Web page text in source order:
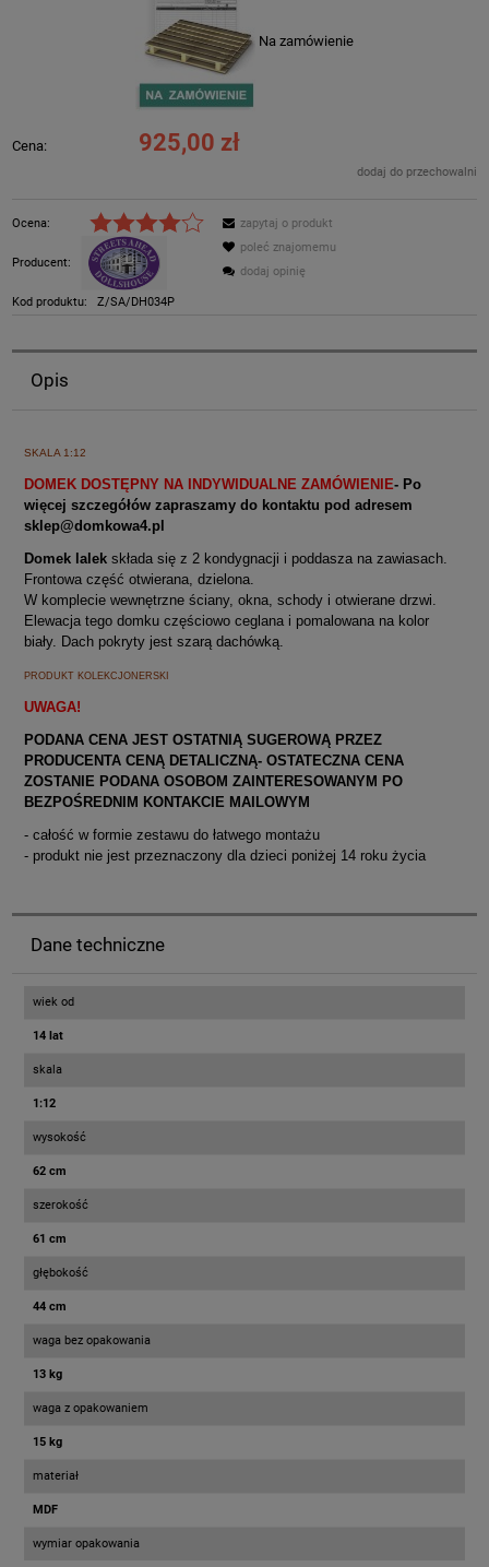
Na zamówienie
Cena: 925,00 zł
dodaj do przechowalni
Ocena:
Producent:
Kod produktu: Z/SA/DH034P
zapytaj o produkt
poleć znajomemu
dodaj opinię
Opis
SKALA 1:12
DOMEK DOSTĘPNY NA INDYWIDUALNE ZAMÓWIENIE- Po
więcej szczegółów zapraszamy do kontaktu pod adresem
sklep@domkowa4.pl
Domek lalek składa się z 2 kondygnacji i poddasza na zawiasach.
Frontowa część otwierana, dzielona.
W komplecie wewnętrzne ściany, okna, schody i otwierane drzwi.
Elewacja tego domku częściowo ceglana i pomalowana na kolor
biały. Dach pokryty jest szarą dachówką.
PRODUKT KOLEKCJONERSKI
UWAGA!
PODANA CENA JEST OSTATNIĄ SUGEROWĄ PRZEZ
PRODUCENTA CENĄ DETALICZNĄ- OSTATECZNA CENA
ZOSTANIE PODANA OSOBOM ZAINTERESOWANYM PO
BEZPOŚREDNIM KONTAKCIE MAILOWYM
- całość w formie zestawu do łatwego montażu
- produkt nie jest przeznaczony dla dzieci poniżej 14 roku życia
Dane techniczne
wiek od
14 lat
skala
1:12
wysokość
62 cm
szerokość
61 cm
głębokość
44 cm
waga bez opakowania
13 kg
waga z opakowaniem
15 kg
materiał
MDF
wymiar opakowania